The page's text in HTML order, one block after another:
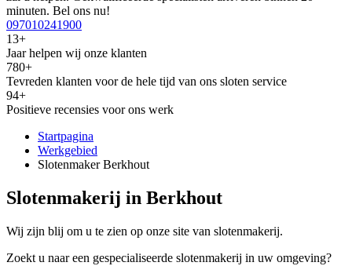
minuten. Bel ons nu!
097010241900
13+
Jaar helpen wij onze klanten
780+
Tevreden klanten voor de hele tijd van ons sloten service
94+
Positieve recensies voor ons werk
Startpagina
Werkgebied
Slotenmaker Berkhout
Slotenmakerij in Berkhout
Wij zijn blij om u te zien op onze site van slotenmakerij.
Zoekt u naar een gespecialiseerde slotenmakerij in uw omgeving?